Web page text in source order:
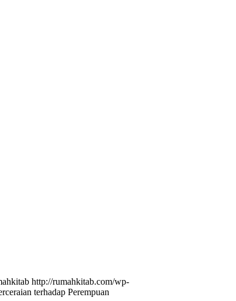
http://rumahkitab.com/wp-
terhadap Perempuan